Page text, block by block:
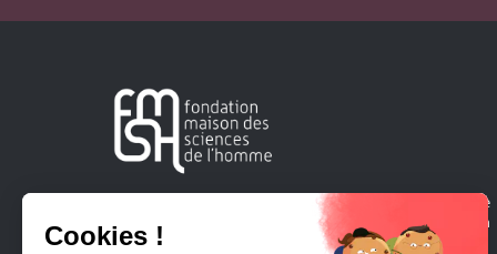
Créée en 1963, la Fondation Maison Sciences de l'Homme
soutient la recherche et la diffusion des connaissances en
sciences humaines et sociales.